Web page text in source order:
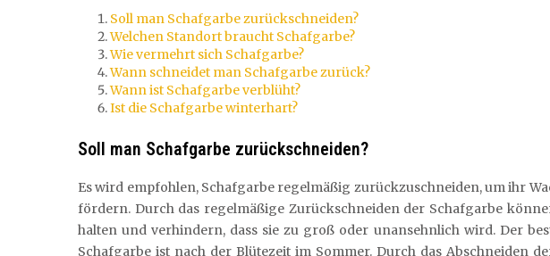
Soll man Schafgarbe zurückschneiden?
Welchen Standort braucht Schafgarbe?
Wie vermehrt sich Schafgarbe?
Wann schneidet man Schafgarbe zurück?
Wann ist Schafgarbe verblüht?
Ist die Schafgarbe winterhart?
Soll man Schafgarbe zurückschneiden?
Es wird empfohlen, Schafgarbe regelmäßig zurückzuschneiden, um ihr
fördern. Durch das regelmäßige Zurückschneiden der Schafgarbe
halten und verhindern, dass sie zu groß oder unansehnlich wird. Der
Schafgarbe ist nach der Blütezeit im Sommer. Durch das Abschneiden